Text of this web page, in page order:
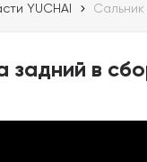
YUCHAI
задний в